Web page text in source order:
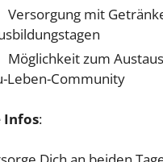
Versorgung mit
Möglichkeit zum
Leben-Community
Infos: